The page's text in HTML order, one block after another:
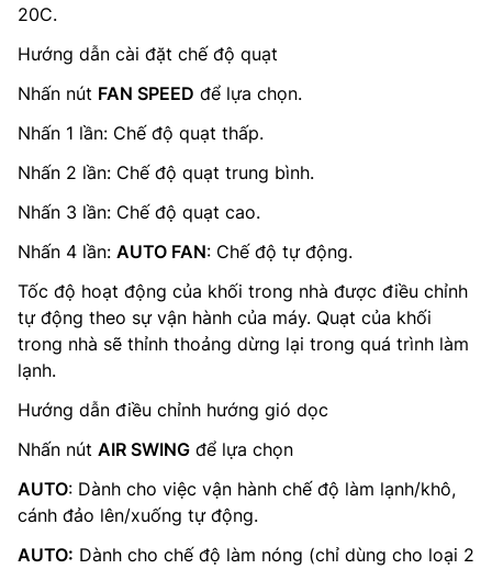
20C.
Hướng dẫn cài đặt chế độ quạt
Nhấn nút FAN SPEED để lựa chọn.
Nhấn 1 lần: Chế độ quạt thấp.
Nhấn 2 lần: Chế độ quạt trung bình.
Nhấn 3 lần: Chế độ quạt cao.
Nhấn 4 lần: AUTO FAN: Chế độ tự động.
Tốc độ hoạt động của khối trong nhà được điều chỉnh
tự động theo sự vận hành của máy. Quạt của khối
trong nhà sẽ thỉnh thoảng dừng lại trong quá trình làm
lạnh.
Hướng dẫn điều chỉnh hướng gió dọc
Nhấn nút AIR SWING để lựa chọn
AUTO: Dành cho việc vận hành chế độ làm lạnh/khô,
cánh đảo lên/xuống tự động.
AUTO: Dành cho chế độ làm nóng (chỉ dùng cho loại 2